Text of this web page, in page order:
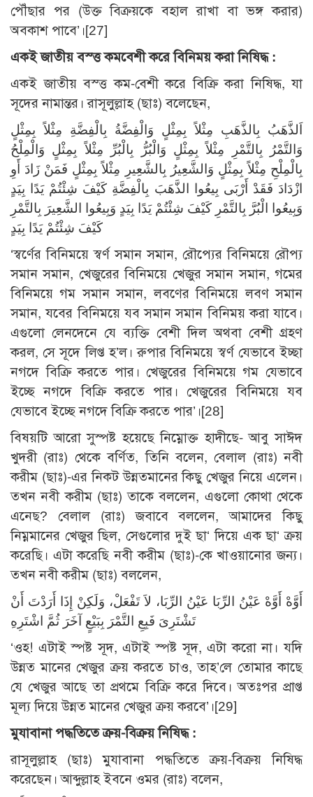
পৌঁছার পর (উক্ত বিক্রয়কে বহাল রাখা বা ভঙ্গ করার)
অবকাশ পাবে’।[27]
একই জাতীয় বস্ত্ত কমবেশী করে বিনিময় করা নিষিদ্ধ :
একই জাতীয় বস্ত্ত কম-বেশী করে বিক্রি করা নিষিদ্ধ, যা
সূদের নামান্তর। রাসূলুল্লাহ (ছাঃ) বলেছেন,
اَلذَّهَبُ بِالذَّهَبِ مِثْلاً بِمِثْلٍ وَالْفِضَّةُ بِالْفِضَّةِ مِثْلاً بِمِثْلٍ
وَالتَّمْرُ بِالتَّمْرِ مِثْلاً بِمِثْلٍ وَالْبُرُّ بِالْبُرِّ مِثْلاً بِمِثْلٍ وَالْمِلْحُ
بِالْمِلْحِ مِثْلاً بِمِثْلٍ وَالشَّعِيرُ بِالشَّعِيرِ مِثْلاً بِمِثْلٍ فَمَنْ زَادَ أَوِ
ازْدَادَ فَقَدْ أَرْبَى بِيعُوا الذَّهَبَ بِالْفِضَّةِ كَيْفَ شِئْتُمْ يَدًا بِيَدٍ
وَبِيعُوا الْبُرَّ بِالتَّمْرِ كَيْفَ شِئْتُمْ يَدًا بِيَدٍ وَبِيعُوا الشَّعِيرَ بِالتَّمْرِ
كَيْفَ شِئْتُمْ يَدًا بِيَدٍ
‘স্বর্ণের বিনিময়ে স্বর্ণ সমান সমান, রৌপ্যের বিনিময়ে রৌপ্য
সমান সমান, খেজুরের বিনিময়ে খেজুর সমান সমান, গমের
বিনিময়ে গম সমান সমান, লবণের বিনিময়ে লবণ সমান
সমান, যবের বিনিময়ে যব সমান সমান বিনিময় করা যাবে।
এগুলো লেনদেনে যে ব্যক্তি বেশী দিল অথবা বেশী গ্রহণ
করল, সে সূদে লিপ্ত হ’ল। রুপার বিনিময়ে স্বর্ণ যেভাবে ইচ্ছা
নগদে বিক্রি করতে পার। খেজুরের বিনিময়ে গম যেভাবে
ইচ্ছে নগদে বিক্রি করতে পার। খেজুরের বিনিময়ে যব
যেভাবে ইচ্ছে নগদে বিক্রি করতে পার’।[28]
বিষয়টি আরো সুস্পষ্ট হয়েছে নিম্নোক্ত হাদীছে- আবু সাঈদ
খুদরী (রাঃ) থেকে বর্ণিত, তিনি বলেন, বেলাল (রাঃ) নবী
করীম (ছাঃ)-এর নিকট উন্নতমানের কিছু খেজুর নিয়ে এলেন।
তখন নবী করীম (ছাঃ) তাকে বললেন, এগুলো কোথা থেকে
এনেছ? বেলাল (রাঃ) জবাবে বললেন, আমাদের কিছু
নিম্নমানের খেজুর ছিল, সেগুলোর দুই ছা‘ দিয়ে এক ছা‘ ক্রয়
করেছি। এটা করেছি নবী করীম (ছাঃ)-কে খাওয়ানোর জন্য।
তখন নবী করীম (ছাঃ) বললেন,
أَوَّهْ أَوَّهْ عَيْنُ الرِّبَا عَيْنُ الرِّبَا، لاَ تَفْعَلْ، وَلَكِنْ إِذَا أَرَدْتَ أَنْ
تَشْتَرِىَ فَبِعِ التَّمْرَ بِبَيْعٍ آخَرَ ثُمَّ اشْتَرِهِ
‘ওহ! এটাই স্পষ্ট সূদ, এটাই স্পষ্ট সূদ, এটা করো না। যদি
উন্নত মানের খেজুর ক্রয় করতে চাও, তাহ’লে তোমার কাছে
যে খেজুর আছে তা প্রথমে বিক্রি করে দিবে। অতঃপর প্রাপ্ত
মূল্য দিয়ে উন্নত মানের খেজুর ক্রয় করবে’।[29]
মুযাবানা পদ্ধতিতে ক্রয়-বিক্রয় নিষিদ্ধ :
রাসূলুল্লাহ (ছাঃ) মুযাবানা পদ্ধতিতে ক্রয়-বিক্রয় নিষিদ্ধ
করেছেন। আব্দুল্লাহ ইবনে ওমর (রাঃ) বলেন,